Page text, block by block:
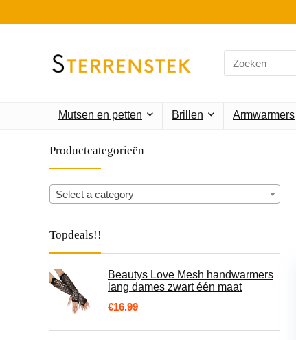
Search
for:
Mutsen en petten Brillen Armwarmers
Productcategorieën
Select a category
Topdeals!!
Beautys Love Mesh handwarmers
lang dames zwart één maat
€16.99